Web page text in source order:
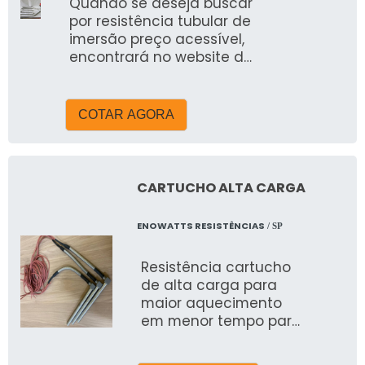
por resistência tubular de
imersão preço acessível,
encontrará no website da
mais qualificada do
mercado e encontrando
atuação, a compra é
lembrar que o produto
deve ser adquirido com
empresas especializadas.
Esse tipo de cuidado
ajuda a garantir a
qualidade e durabilidade
dos materiais, além de
COTAR AGORA
CARTUCHO ALTA CARGA
ENOWATTS RESISTÊNCIAS / SP
Resistência cartucho
de alta carga para
maior aquecimento
em menor tempo para